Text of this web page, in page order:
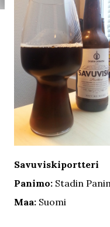
Savuviskiportteri
Panimo: Stadin
Maa: Suomi